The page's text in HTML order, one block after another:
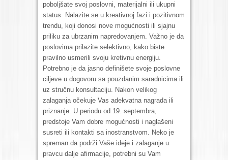
poboljšate svoj poslovni, materijalni ili ukupni
status. Nalazite se u kreativnoj fazi i pozitivnom
trendu, koji donosi nove mogućnosti ili sjajnu
priliku za ubrzanim napredovanjem. Važno je da
poslovima prilazite selektivno, kako biste
pravilno usmerili svoju kretivnu energiju.
Potrebno je da jasno definišete svoje poslovne
ciljeve u dogovoru sa pouzdanim saradnicima ili
uz stručnu konsultaciju. Nakon velikog
zalaganja očekuje Vas adekvatna nagrada ili
priznanje. U periodu od 19. septembra,
predstoje Vam dobre mogućnosti i naglašeni
susreti ili kontakti sa inostranstvom. Neko je
spreman da podrži Vaše ideje i zalaganje u
pravcu dalje afirmacije, potrebni su Vam